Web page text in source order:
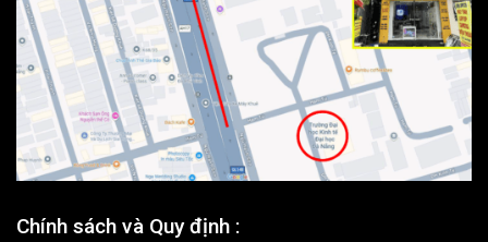
Chính sách và Quy định :